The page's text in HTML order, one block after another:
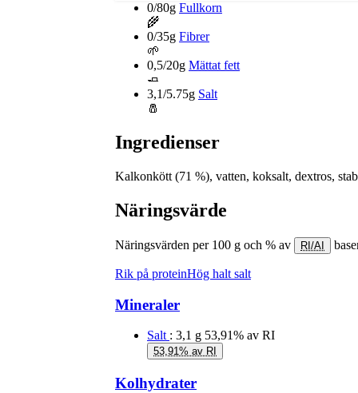
0/80g Fullkorn
🌾
0/35g Fibrer
🌱
0,5/20g Mättat fett
🧈
3,1/5.75g Salt
🧂
Ingredienser
Kalkonkött (71 %), vatten, koksalt, dextros,
Näringsvärde
Näringsvärden per 100 g och % av RI/AI
Rik på proteinHög halt salt
Mineraler
Salt : 3,1 g 53,91% av RI
53,91% av RI
Kolhydrater